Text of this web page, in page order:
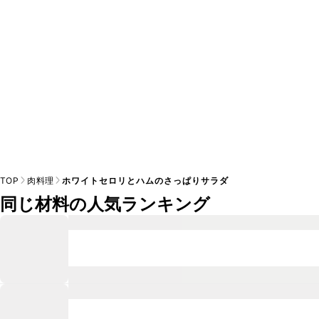
TOP 肉料理 ホワイトセロリとハムのさっぱりサラダ
同じ材料の人気ランキング